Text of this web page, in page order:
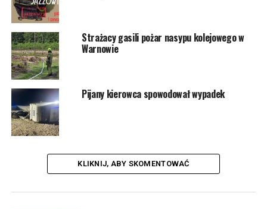
Strażacy gasili pożar nasypu kolejowego w
Warnowie
Pijany kierowca spowodował wypadek
KLIKNIJ, ABY SKOMENTOWAĆ